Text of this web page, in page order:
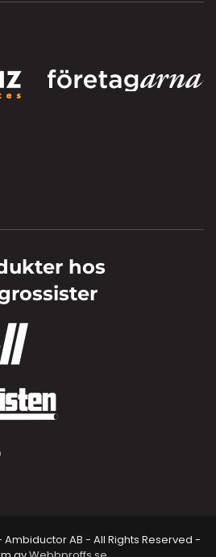
hos
AB - All Rights Reserved -